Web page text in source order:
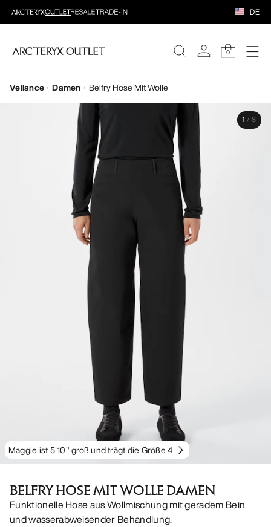
DE
0
DAMEN
Veilance Damen Belfry Hose Mit Wolle
Maggie ist 5'10" groß und trägt die Größe 4
1 / 8
BELFRY HOSE MIT WOLLE DAMEN
Funktionelle Hose aus Wollmischung mit geradem Bein
und wasserabweisender Behandlung.